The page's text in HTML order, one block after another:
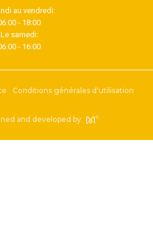
au vendredi:
- 18:00
Le samedi:
- 16:00
Conditions générales d'utilisation
and developed by